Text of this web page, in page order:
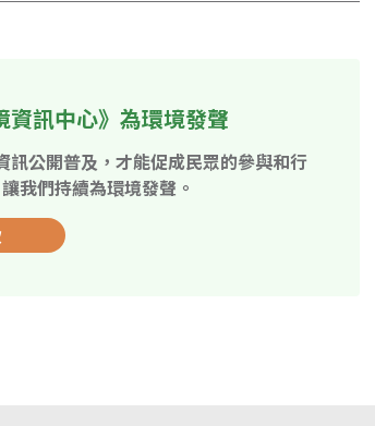
訊中心》為環境發聲
訊公開普及，才能促成民眾的參與和行
我們持續為環境發聲。